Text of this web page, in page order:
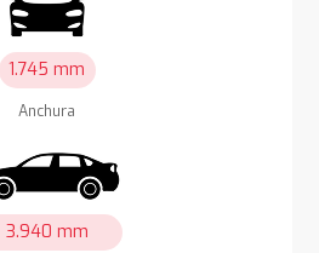
1.745 mm
Anchura
3.940 mm